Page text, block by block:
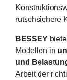
rutschsichere
BESSEY
Modellen in
und
Arbeit der